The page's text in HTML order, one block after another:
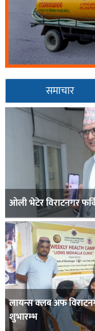
समाचार
ओली भेटेर विराटनगर
लायन्स क्लब अफ
शुभारम्भ